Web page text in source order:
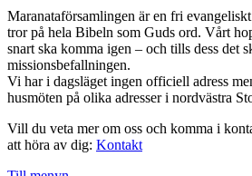
Maranataförsamlingen är en fri
tror på hela Bibeln som Guds ord. Vårt
snart ska komma igen – och tills dess det
missionsbefallningen.
Vi har i dagsläget ingen officiell adress
husmöten på olika adresser i nordvästra
Vill du veta mer om oss och komma i
att höra av dig: Kontakt